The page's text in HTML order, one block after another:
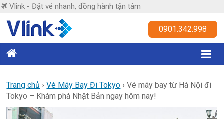
Skip
content
Vlink - Đặt vé nhanh, đồng hành tận tâm
Vlink
nhanh,
đồng
hành
0901.342.998
Trang chủ ›Vé Máy Bay Đi Tokyo ›Vé máy bay từ Hà Nội đi
Tokyo – Khám phá Nhật Bản ngay hôm nay!